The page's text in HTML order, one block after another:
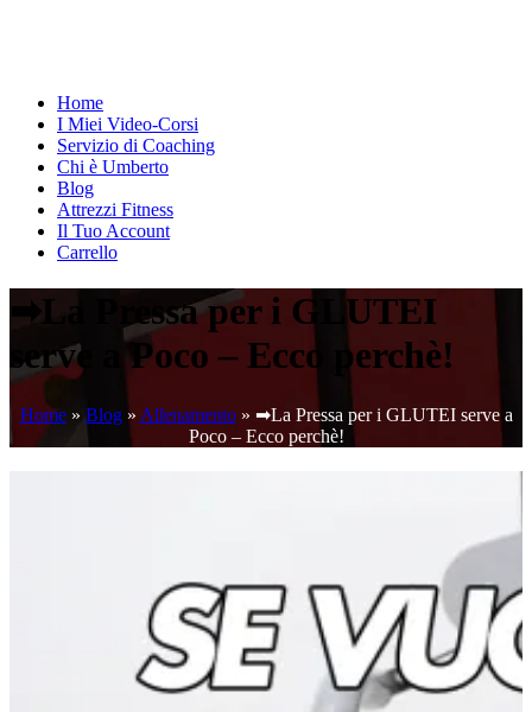
Home
I Miei Video-Corsi
Servizio di Coaching
Chi è Umberto
Blog
Attrezzi Fitness
Il Tuo Account
Carrello
➡La Pressa per i GLUTEI
serve a Poco – Ecco perchè!
Home» Blog» Allenamento» ➡La Pressa per i GLUTEI serve a
Poco – Ecco perchè!